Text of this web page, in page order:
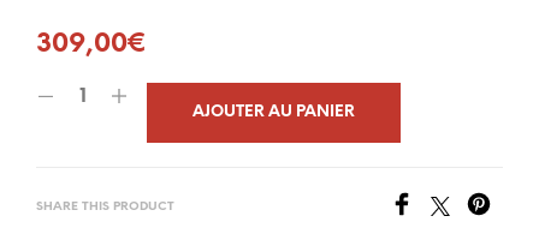
309,00€
AJOUTER AU PANIER
SHARE THIS PRODUCT